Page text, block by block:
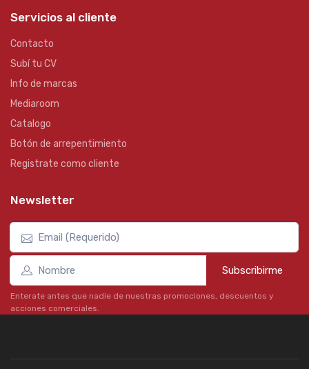
Servicios al cliente
Contacto
Subí tu CV
Info de marcas
Mediaroom
Catalogo
Botón de arrepentimiento
Registrate como cliente
Newsletter
Subscribirme
Enterate antes que nadie de nuestras promociones, descuentos y
acciones comerciales.